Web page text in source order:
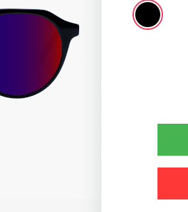
Glossy
Black